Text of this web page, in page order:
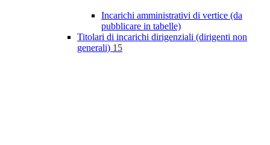
Incarichi amministrativi di vertice (da
pubblicare in tabelle)
Titolari di incarichi dirigenziali (dirigenti non
generali) 15